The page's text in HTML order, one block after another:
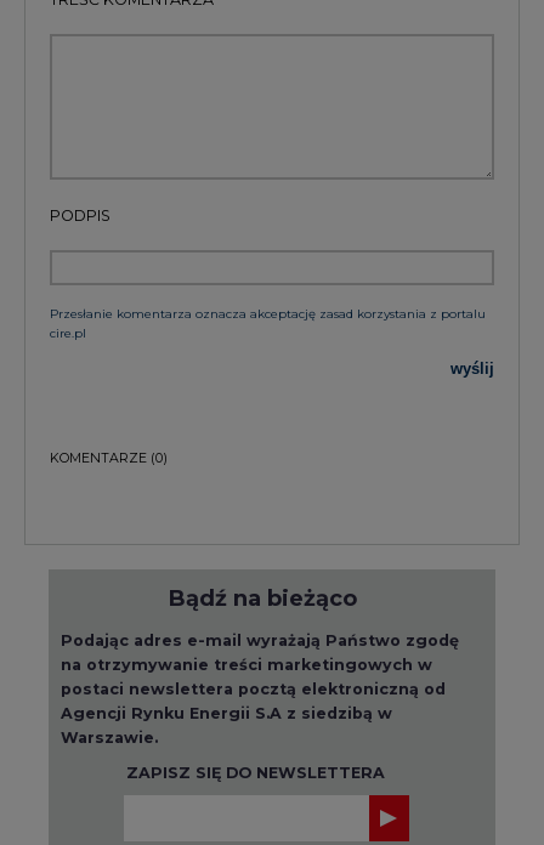
Przesłanie komentarza oznacza akceptację zasad korzystania z portalu
Podając adres e-mail wyrażają Państwo zgodę
na otrzymywanie treści marketingowych w
postaci newslettera pocztą elektroniczną od
Agencji Rynku Energii S.A z siedzibą w
Warszawie.
ZAPISZ SIĘ DO NEWSLETTERA
Więcej informacji dotyczących przetwarzania